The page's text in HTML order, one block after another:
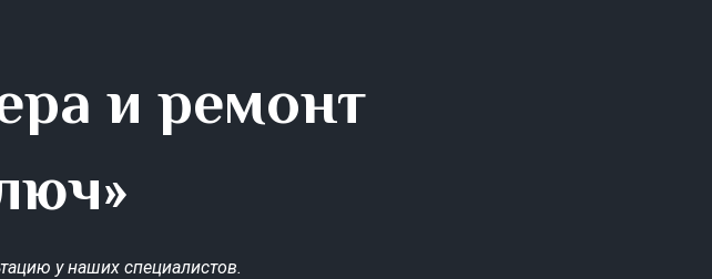
и ремонт
у наших специалистов.